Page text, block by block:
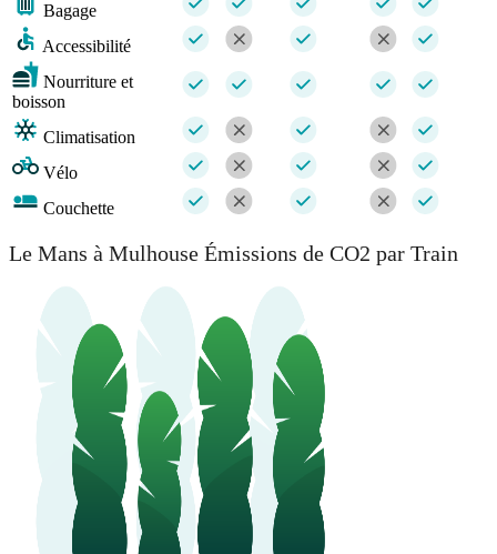
Bagage
Accessibilité
Nourriture et
boisson
Climatisation
Vélo
Couchette
Le Mans à Mulhouse Émissions de CO2 par Train